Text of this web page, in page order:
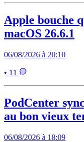
Apple bouche
macOS 26.6.1
06/08/2026 à 20:10
• 11
PodCenter
au bon vieux
06/08/2026 à 18:09